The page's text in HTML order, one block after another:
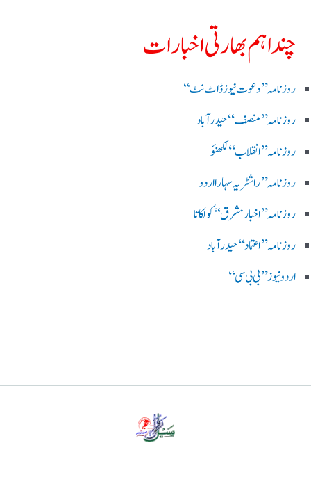
چند اہم بھارتی اخبارات
روز نامہ ’’ دعوت نیوز ڈاٹ نٹ‘‘
روزنامہ ’’ منصف‘‘ حیدر آباد
روزنامہ ’’ انقلاب‘‘ لکھنؤ
روز نامہ ’’راشٹریہ سہارا اردو
روزنامہ ’’اخبارمشرق‘‘ کولکاتا
روزنامہ ’’اعتماد‘‘ حیدرآباد
اردو نیوز ’’بی بی سی‘‘